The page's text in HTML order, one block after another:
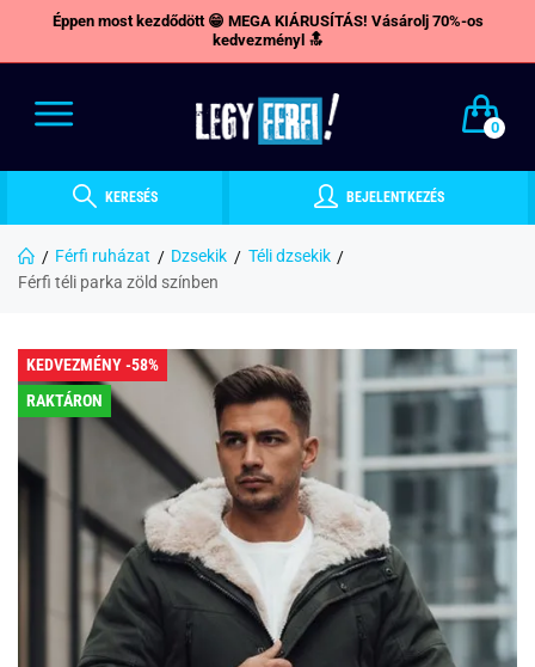
Éppen most kezdődött 😁 MEGA KIÁRUSÍTÁS! Vásárolj 70%-os
kedvezményl 🔝
0
KERESÉS BEJELENTKEZÉS
Férfi ruházat Dzsekik
Téli dzsekik
Férfi téli parka zöld színben
KEDVEZMÉNY -58%
RAKTÁRON